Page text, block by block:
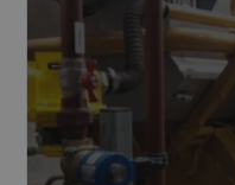
Lees meer